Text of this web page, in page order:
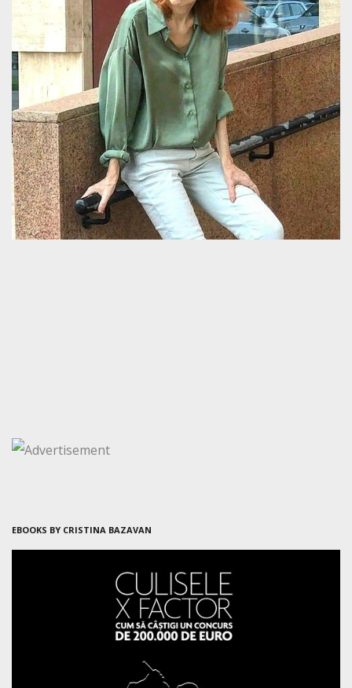
EBOOKS BY CRISTINA BAZAVAN